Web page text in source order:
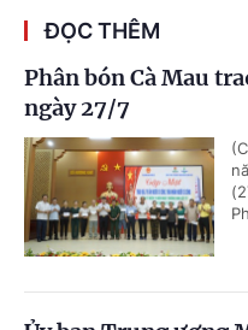
ĐỌC THÊM
Phân bón Cà Mau
ngày 27/7